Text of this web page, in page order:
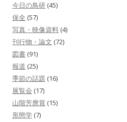
今日の鳥研 (45)
保全 (57)
写真・映像資料 (4)
刊行物・論文 (72)
図書 (91)
報道 (25)
季節の話題 (16)
展覧会 (17)
山階芳麿賞 (15)
形態学 (7)